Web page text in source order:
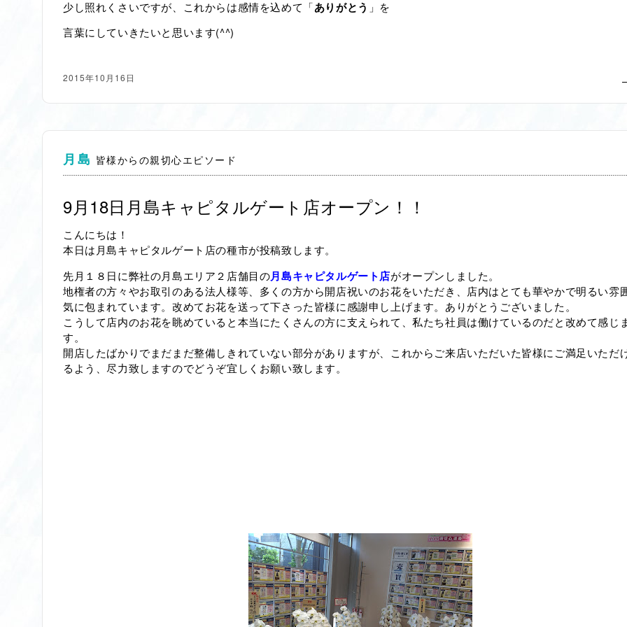
少し照れくさいですが、これからは感情を込めて「 ありがとう 」を
言葉にしていきたいと思います(^^)
2015年10月16日
月島 皆様からの親切心エピソード
9月18日月島キャピタルゲート店オープン！！
こんにちは！
本日は月島キャピタルゲート店の種市が投稿致します。
先月１８日に弊社の月島エリア２店舗目の月島キャピタルゲート店がオープンしました。
地権者の方々やお取引のある法人様等、多くの方から開店祝いのお花をいただき、店内はとても華やかで明るい雰
気に包まれています。改めてお花を送って下さった皆様に感謝申し上げます。ありがとうございました。
こうして店内のお花を眺めていると本当にたくさんの方に支えられて、私たち社員は働けているのだと改めて感じ
す。
開店したばかりでまだまだ整備しきれていない部分がありますが、これからご来店いただいた皆様にご満足いただ
るよう、尽力致しますのでどうぞ宜しくお願い致します。